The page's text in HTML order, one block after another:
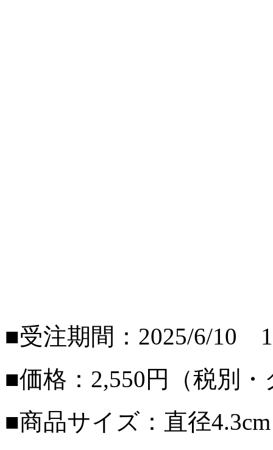
■受注期間：2025/6/10
■価格：2,550円（税別
■商品サイズ：直径